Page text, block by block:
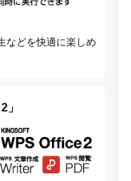
などを快適に楽しめ
」